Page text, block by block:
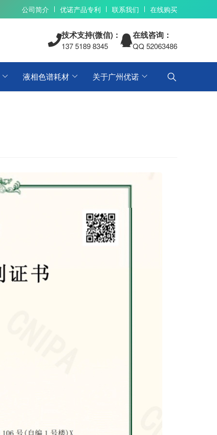
公司简介 优诺产品专利 联系我们 在线购买
技术支持(微信)：
137 5189 8345
在线咨询：
QQ 52063486
液相色谱耗材 关于广州优诺